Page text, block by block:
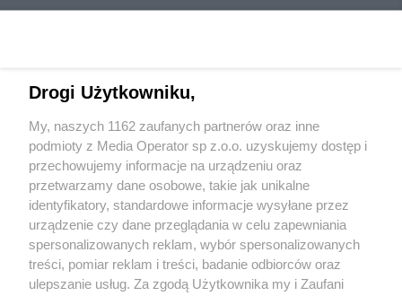
Wydawca mediówlokalnych
Nie zapomnij
zapoznać się z:
polityką prywatności regulamin korzystania z portali
Twojemiasto Skontaktuj się z nami
Drogi Użytkowniku,
My, naszych 1162 zaufanych partnerów oraz inne
podmioty z Media Operator sp z.o.o. uzyskujemy dostęp i
przechowujemy informacje na urządzeniu oraz
przetwarzamy dane osobowe, takie jak unikalne
identyfikatory, standardowe informacje wysyłane przez
urządzenie czy dane przeglądania w celu zapewniania
spersonalizowanych reklam, wybór spersonalizowanych
treści, pomiar reklam i treści, badanie odbiorców oraz
ulepszanie usług. Za zgodą Użytkownika my i Zaufani